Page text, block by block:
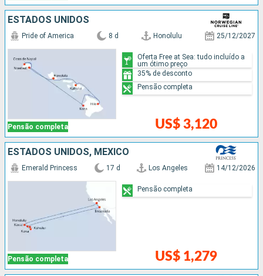
ESTADOS UNIDOS
Pensão completa
Pride of America 8 d Honolulu 25/12/2027
US$ 3,120
Oferta Free at Sea: tudo incluído a
um ótimo preço
35% de desconto
Pensão completa
ESTADOS UNIDOS, MÉXICO
Pensão completa
Emerald Princess 17 d Los Angeles 14/12/2026
US$ 1,279
Pensão completa